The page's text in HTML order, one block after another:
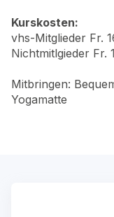
Kurskosten:
vhs-Mitglieder Fr.
Nichtmitlgieder Fr.
Mitbringen:
Yogamatte